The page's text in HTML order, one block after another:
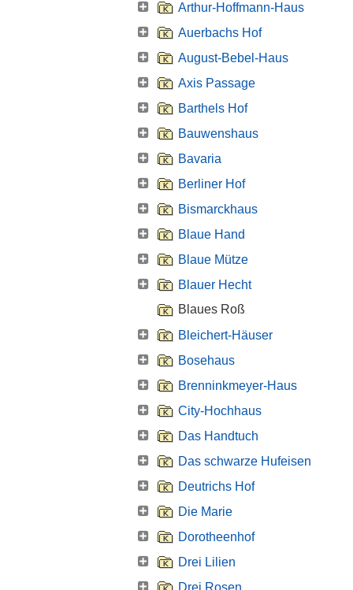
Arthur-Hoffmann-Haus
Auerbachs Hof
August-Bebel-Haus
Axis Passage
Barthels Hof
Bauwenshaus
Bavaria
Berliner Hof
Bismarckhaus
Blaue Hand
Blaue Mütze
Blauer Hecht
Blaues Roß
Bleichert-Häuser
Bosehaus
Brenninkmeyer-Haus
City-Hochhaus
Das Handtuch
Das schwarze Hufeisen
Deutrichs Hof
Die Marie
Dorotheenhof
Drei Lilien